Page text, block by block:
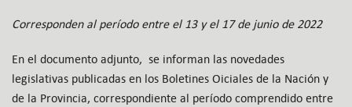
Corresponden al período entre el 13 y el 17 de junio de 2022
En el documento adjunto, se informan las novedades
legislativas publicadas en los Boletines Oiciales de la Nación y
de la Provincia, correspondiente al período comprendido entre